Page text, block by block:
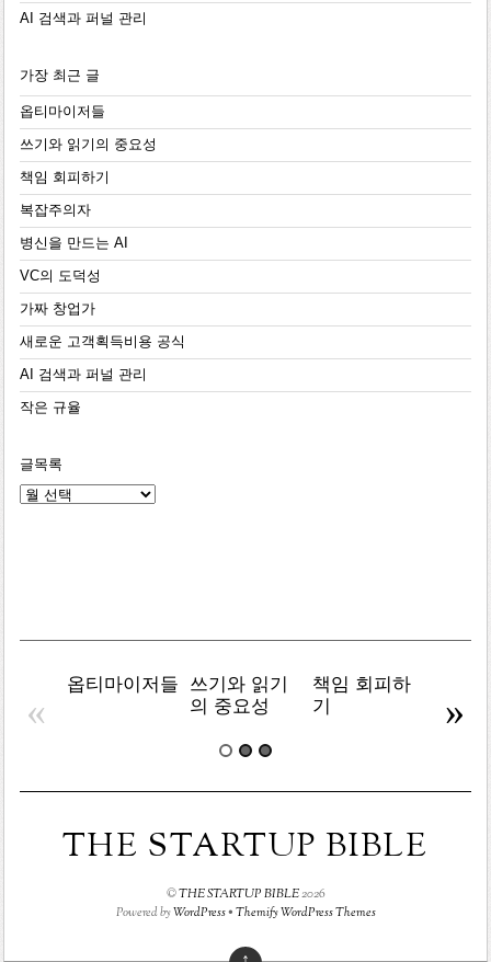
AI 검색과 퍼널 관리
가장 최근 글
옵티마이저들
쓰기와 읽기의 중요성
책임 회피하기
복잡주의자
병신을 만드는 AI
VC의 도덕성
가짜 창업가
새로운 고객획득비용 공식
AI 검색과 퍼널 관리
작은 규율
글목록
글
옵티마이저들
쓰기와 읽기
의 중요성
책임 회피하
기
« »
THE STARTUP BIBLE
©THE STARTUP BIBLE2026
Powered byWordPress•Themify WordPress Themes